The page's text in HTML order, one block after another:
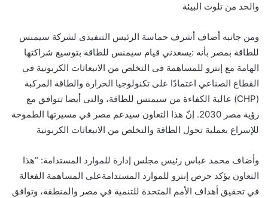
والحد من تلوث البيئة
ومن جانبه أضاف أشرف حماسة الرئيس التنفيذى لشركة سيمنس
للطاقة بمصر بأنه :يسعدني قيام سيمنس للطاقة بتوسيع شراكتها
الهامة مع إنترو للمساهمة فى التخلص من الانبعاثات الكربونية في
القطاع الصناعي اعتمادًا على تكنولوجيا الحرارة والطاقة المركبة
(CHP) عالية الكفاءة من سيمنس للطاقة، والتى أيضا تتوافق مع
رؤية مصر 2030. إنّ هذا التعاون سيدعم مصر في مسيرتها الطموحة
للإسراع بعملية تحول الطاقة والتخلص من الانبعاثات الكربونية
وأضاف محمد عباس رئيس مجلس إدارة للموارد المستدامة: “هذا
التعاون يؤكد حرص إنترو للموارد المستدامةعلى المساهمة الفعالة
في تحقيق أهداف الأمم المتحدة للتنمية في مصر والمنطقة، وتوافق